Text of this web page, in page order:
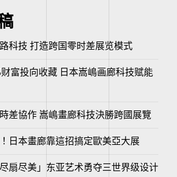
科技 打造跨国零时差展览模式
富投向收藏 日本嵩嶋画廊科技赋能
差協作 嵩嶋畫廊科技決勝跨國展覽
日本畫廊靠這招搞定歐美亞大展
扇尽美」东亚艺术勇夺三世界级设计